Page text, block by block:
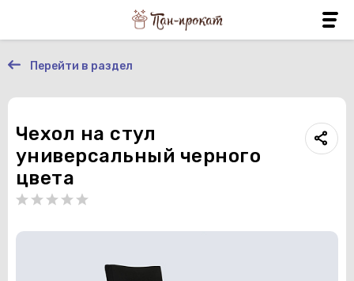
Перейти в раздел
Чехол на стул
универсальный черного
цвета